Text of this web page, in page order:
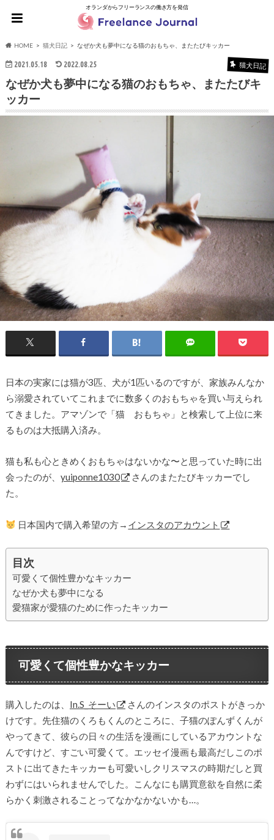
オランダからフリーランスの働き方を発信
HOME 猫犬日記 なぜか犬も夢中になる猫のおもちゃ、またたびキッカー
2021.05.18 2022.08.25 猫犬日記
なぜか犬も夢中になる猫のおもちゃ、またたびキ
ッカー
日本の実家には猫が3匹、犬が1匹いるのですが、家族みんなか
ら溺愛されていてこれまでに数多くのおもちゃを買い与えられ
てきました。アマゾンで「猫 おもちゃ」と検索して上位に来
るものは大抵購入済み。
猫も私も心ときめくおもちゃはないかな〜と思っていた時に出
会ったのが、 yuiponne1030
さんのまたたびキッカーでし
た。
日本国内で購入希望の方→ インスタのアカウント
目次
可愛くて個性豊かなキッカー
なぜか犬も夢中になる
愛猫家が愛猫のために作ったキッカー
可愛くて個性豊かなキッカー
購入したのは、 In.S_そーい
さんのインスタのポストがきっか
けです。先住猫のくろもくんのところに、子猫のぽんずくんが
やってきて、彼らの日々の生活を漫画にしているアカウントな
んですけど、すごい可愛くて。エッセイ漫画も最高だしこのポ
ストに出てきたキッカーも可愛いしクリスマスの時期だしと買
わずにはいられませんでした。こんなにも購買意欲を自然に柔
らかく刺激されることってなかなかないかも…。